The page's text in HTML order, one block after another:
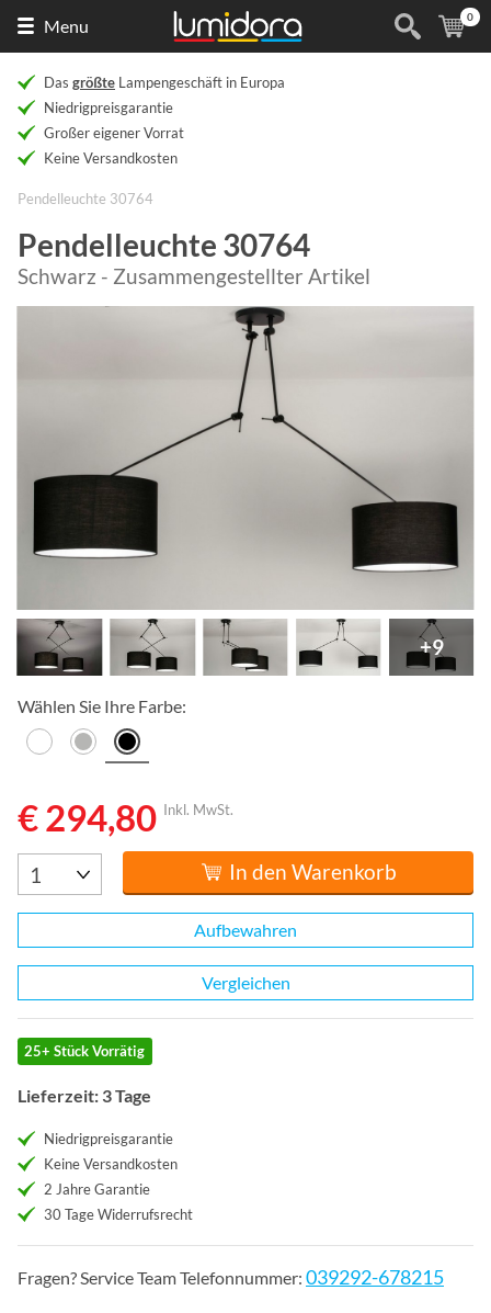
Menu (
0
Das größte Lampengeschäft in Europa
Niedrigpreisgarantie
Großer eigener Vorrat
Keine Versandkosten
Pendelleuchte 30764
Pendelleuchte 30764
Schwarz - Zusammengestellter Artikel
+9
Wählen Sie Ihre Farbe:
€ 294,80 Inkl. MwSt.
In den Warenkorb
Aufbewahren
Vergleichen
25+ Stück Vorrätig
Lieferzeit: 3 Tage
Niedrigpreisgarantie
Keine Versandkosten
2 Jahre Garantie
30 Tage Widerrufsrecht
Fragen? Service Team Telefonnummer: 039292-678215